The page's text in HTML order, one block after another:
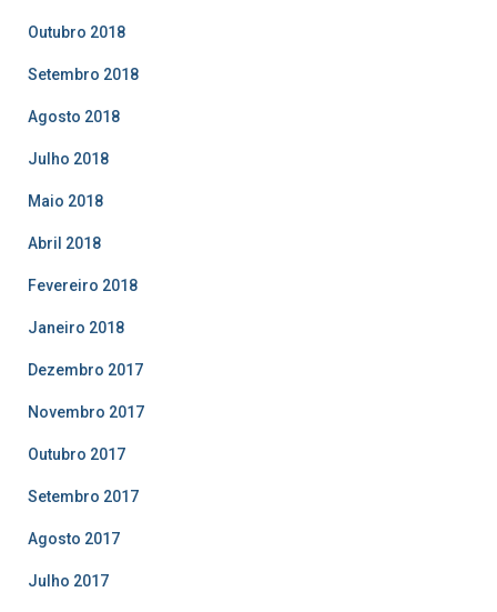
Outubro 2018
Setembro 2018
Agosto 2018
Julho 2018
Maio 2018
Abril 2018
Fevereiro 2018
Janeiro 2018
Dezembro 2017
Novembro 2017
Outubro 2017
Setembro 2017
Agosto 2017
Julho 2017